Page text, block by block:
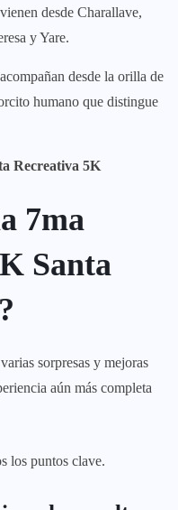
desde Charallave,
y Yare.
desde la orilla de
humano que distingue
Recreativa 5K
7ma
Santa
sorpresas y mejoras
aún más completa
los puntos clave.